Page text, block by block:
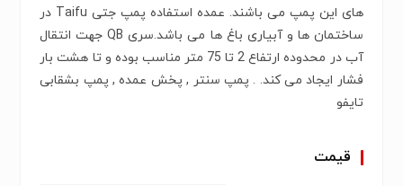
های این پمپ می باشند. عمده استفاده پمپ جتی Taifu در
ساختمان ها و آبیاری باغ ها می باشد.سری QB جهت انتقال
آب در محدوده ارتفاع 2 تا 75 متر مناسب بوده و تا هشت بار
فشار ایجاد می کند. . پمپ سنتر , پخش عمده , پمپ بشقابی
تایفو
قیمت